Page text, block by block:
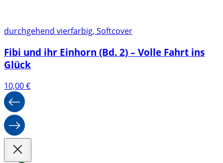
durchgehend vierfarbig, Softcover
Fibi und ihr Einhorn (Bd. 2) – Volle Fahrt ins
Glück
10,00€